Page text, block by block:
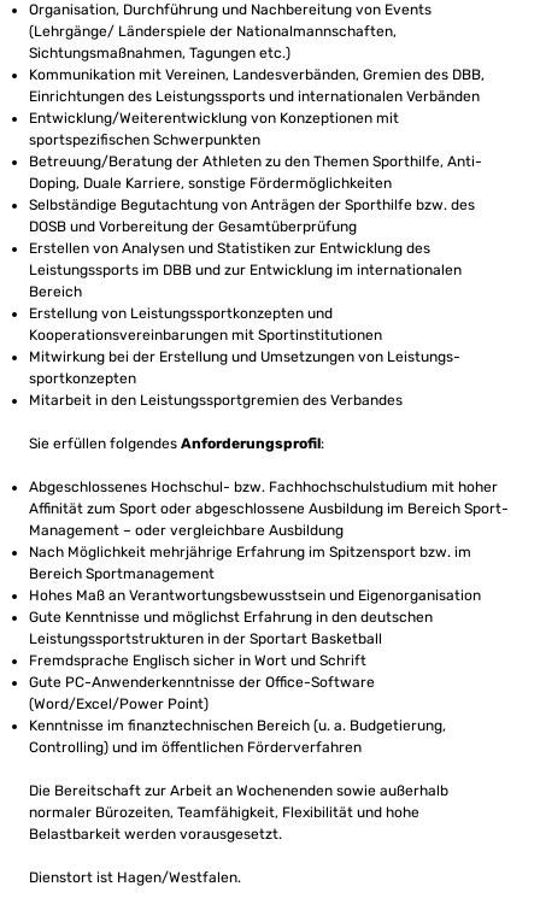
Organisation, Durchführung und Nachbereitung von Events
(Lehrgänge/ Länderspiele der Nationalmannschaften,
Sichtungsmaßnahmen, Tagungen etc.)
Kommunikation mit Vereinen, Landesverbänden, Gremien des DBB,
Einrichtungen des Leistungssports und internationalen Verbänden
Entwicklung/Weiterentwicklung von Konzeptionen mit
sportspezifischen Schwerpunkten
Betreuung/Beratung der Athleten zu den Themen Sporthilfe, Anti-
Doping, Duale Karriere, sonstige Fördermöglichkeiten
Selbständige Begutachtung von Anträgen der Sporthilfe bzw. des
DOSB und Vorbereitung der Gesamtüberprüfung
Erstellen von Analysen und Statistiken zur Entwicklung des
Leistungssports im DBB und zur Entwicklung im internationalen
Bereich
Erstellung von Leistungssportkonzepten und
Kooperationsvereinbarungen mit Sportinstitutionen
Mitwirkung bei der Erstellung und Umsetzungen von Leistungs-
sportkonzepten
Mitarbeit in den Leistungssportgremien des Verbandes
Sie erfüllen folgendes Anforderungsprofil:
Abgeschlossenes Hochschul- bzw. Fachhochschulstudium mit hoher
Affinität zum Sport oder abgeschlossene Ausbildung im Bereich Sport-
Management – oder vergleichbare Ausbildung
Nach Möglichkeit mehrjährige Erfahrung im Spitzensport bzw. im
Bereich Sportmanagement
Hohes Maß an Verantwortungsbewusstsein und Eigenorganisation
Gute Kenntnisse und möglichst Erfahrung in den deutschen
Leistungssportstrukturen in der Sportart Basketball
Fremdsprache Englisch sicher in Wort und Schrift
Gute PC-Anwenderkenntnisse der Office-Software
(Word/Excel/Power Point)
Kenntnisse im finanztechnischen Bereich (u. a. Budgetierung,
Controlling) und im öffentlichen Förderverfahren
Die Bereitschaft zur Arbeit an Wochenenden sowie außerhalb
normaler Bürozeiten, Teamfähigkeit, Flexibilität und hohe
Belastbarkeit werden vorausgesetzt.
Dienstort ist Hagen/Westfalen.